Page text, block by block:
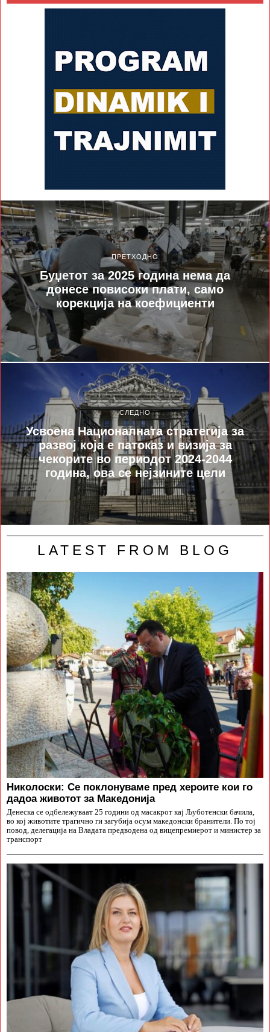
ПРЕТХОДНО
Буџетот за 2025 година нема да
донесе повисоки плати, само
корекција на коефициенти
СЛЕДНО
Усвоена Националната стратегија за
развој која е патоказ и визија за
чекорите во периодот 2024-2044
година, ова се нејзините цели
LATEST FROM BLOG
Николоски: Се поклонуваме пред хероите кои го
дадоа животот за Македонија
Денеска се одбележуваат 25 години од масакрот кај Љуботенски бачила,
во кој животите трагично ги загубија осум македонски бранители. По тој
повод, делегација на Владата предводена од вицепремиерот и министер за
транспорт